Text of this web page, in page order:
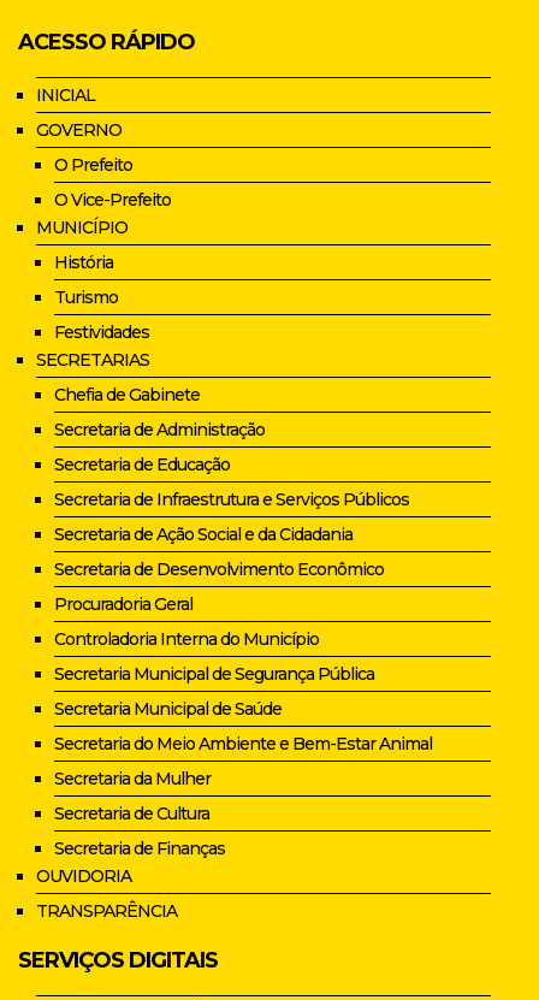
ACESSO RÁPIDO
INICIAL
GOVERNO
O Prefeito
O Vice-Prefeito
MUNICÍPIO
História
Turismo
Festividades
SECRETARIAS
Chefia de Gabinete
Secretaria de Administração
Secretaria de Educação
Secretaria de Infraestrutura e Serviços Públicos
Secretaria de Ação Social e da Cidadania
Secretaria de Desenvolvimento Econômico
Procuradoria Geral
Controladoria Interna do Município
Secretaria Municipal de Segurança Pública
Secretaria Municipal de Saúde
Secretaria do Meio Ambiente e Bem-Estar Animal
Secretaria da Mulher
Secretaria de Cultura
Secretaria de Finanças
OUVIDORIA
TRANSPARÊNCIA
SERVIÇOS DIGITAIS